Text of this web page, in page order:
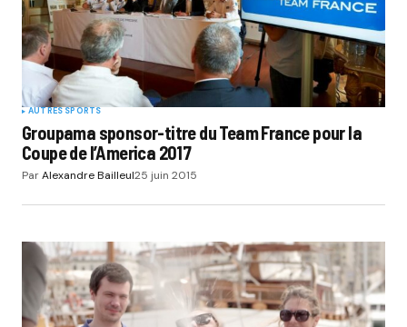
AUTRES SPORTS
Groupama sponsor-titre du Team France pour la
Coupe de l’America 2017
ParAlexandre Bailleul25 juin 2015